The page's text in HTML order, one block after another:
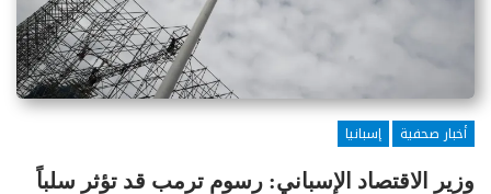
أخبار صحفية
إسبانيا
وزير الاقتصاد الإسباني: رسوم ترمب قد تؤثر سلباً